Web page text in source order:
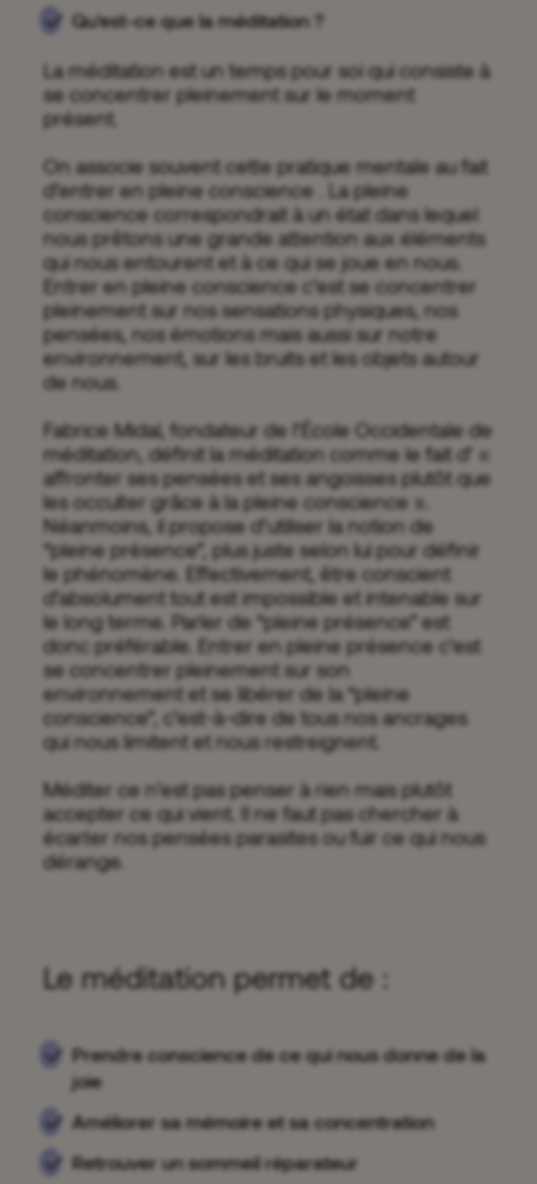
Qu'est-ce que la méditation ?
La méditation est un temps pour soi qui consiste à
se concentrer pleinement sur le moment
présent.
On associe souvent cette pratique mentale au fait
d’entrer en pleine conscience . La pleine
conscience correspondrait à un état dans lequel
nous prêtons une grande attention aux éléments
qui nous entourent et à ce qui se joue en nous.
Entrer en pleine conscience c’est se concentrer
pleinement sur nos sensations physiques, nos
pensées, nos émotions mais aussi sur notre
environnement, sur les bruits et les objets autour
de nous.
Fabrice Midal, fondateur de l’École Occidentale de
méditation, définit la méditation comme le fait d’ «
affronter ses pensées et ses angoisses plutôt que
les occulter grâce à la pleine conscience ».
Néanmoins, il propose d’utiliser la notion de
“pleine présence”, plus juste selon lui pour définir
le phénomène. Effectivement, être conscient
d’absolument tout est impossible et intenable sur
le long terme. Parler de “pleine présence” est
donc préférable. Entrer en pleine présence c’est
se concentrer pleinement sur son
environnement et se libérer de la “pleine
conscience”, c’est-à-dire de tous nos ancrages
qui nous limitent et nous restreignent.
Méditer ce n’est pas penser à rien mais plutôt
accepter ce qui vient. Il ne faut pas chercher à
écarter nos pensées parasites ou fuir ce qui nous
dérange.
Le méditation permet de :
Prendre conscience de ce qui nous donne de la
joie
Améliorer sa mémoire et sa concentration
Retrouver un sommeil réparateur